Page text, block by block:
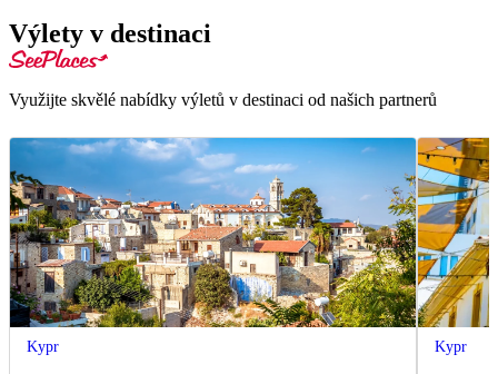
Výlety v destinaci
Využijte skvělé nabídky výletů v destinaci od našich partnerů
Kypr Kypr